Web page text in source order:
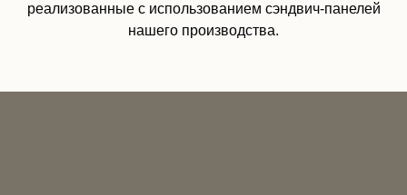
реализованные с использованием сэндвич-панелей
нашего производства.